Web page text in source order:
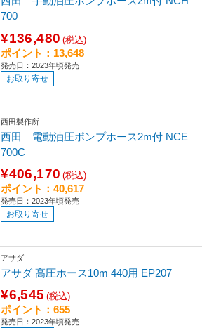
700
¥136,480 (税込)
ポイント：13,648
発売日：2023年頃発売
お取り寄せ
西田製作所
西田 電動油圧ポンプホース2m付 NCE
700C
¥406,170 (税込)
ポイント：40,617
発売日：2023年頃発売
お取り寄せ
アサダ
アサダ 高圧ホース10m 440用 EP207
¥6,545 (税込)
ポイント：655
発売日：2023年頃発売